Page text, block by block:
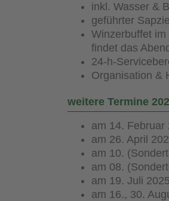
inkl. Wasser &
geführter
Winzerbuffet
findet das
24-h-
Organisation &
weitere Termine
am 14. Februar
am 26. April
am 10.
am 08.
am 19. Juli
am 16., 30.